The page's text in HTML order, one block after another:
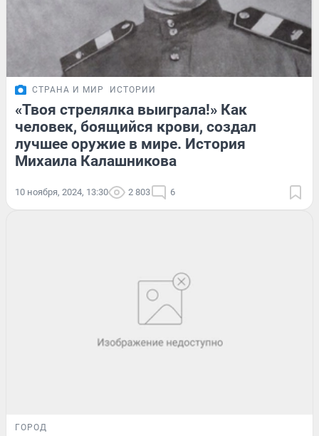
СТРАНА И МИР ИСТОРИИ
«Твоя стрелялка выиграла!» Как
человек, боящийся крови, создал
лучшее оружие в мире. История
Михаила Калашникова
10 ноября, 2024, 13:30 2 803 6
ГОРОД